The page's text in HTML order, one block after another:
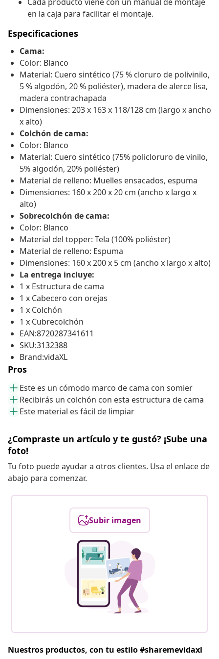
en la caja para facilitar el montaje.
Especificaciones
Cama:
Color: Blanco
Material: Cuero sintético (75 % cloruro de polivinilo,
5 % algodón, 20 % poliéster), madera de alerce lisa,
madera contrachapada
Dimensiones: 203 x 163 x 118/128 cm (largo x ancho
x alto)
Colchón de cama:
Color: Blanco
Material: Cuero sintético (75% policloruro de vinilo,
5% algodón, 20% poliéster)
Material de relleno: Muelles ensacados, espuma
Dimensiones: 160 x 200 x 20 cm (ancho x largo x
alto)
Sobrecolchón de cama:
Color: Blanco
Material del topper: Tela (100% poliéster)
Material de relleno: Espuma
Dimensiones: 160 x 200 x 5 cm (ancho x largo x alto)
La entrega incluye:
1 x Estructura de cama
1 x Cabecero con orejas
1 x Colchón
1 x Cubrecolchón
EAN:8720287341611
SKU:3132388
Brand:vidaXL
Pros
Este es un cómodo marco de cama con somier
Recibirás un colchón con esta estructura de cama
Este material es fácil de limpiar
¿Compraste un artículo y te gustó? ¡Sube una
foto!
Tu foto puede ayudar a otros clientes. Usa el enlace de
abajo para comenzar.
Subir imagen
Nuestros productos, con tu estilo #sharemevidaxl